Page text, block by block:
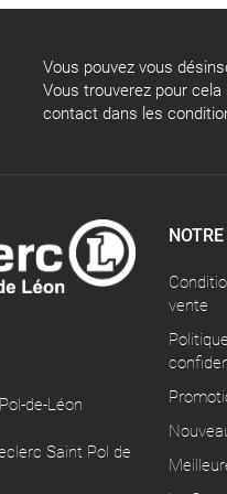
Vous pouvez vous
Vous trouverez pour
contact dans les
de-Léon
Saint Pol de
vente